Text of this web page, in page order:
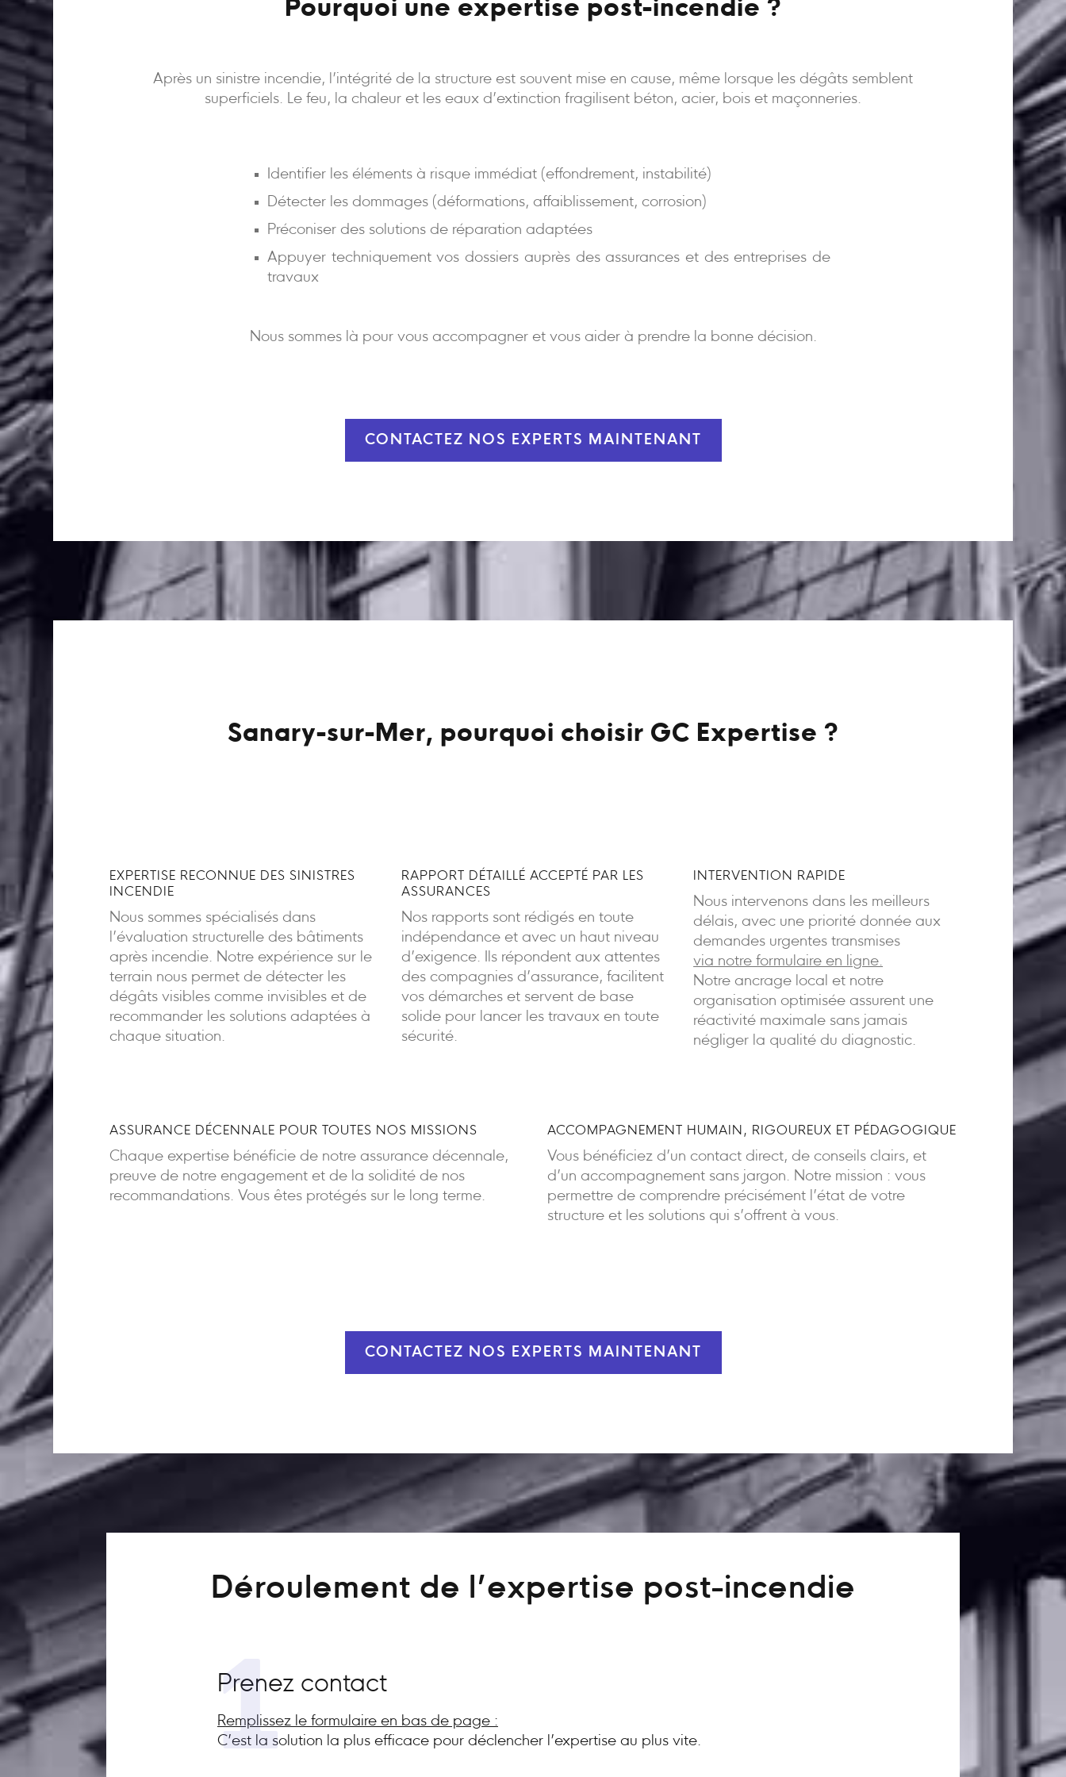
Pourquoi une expertise post-incendie ?
Après un sinistre incendie, l’intégrité de la structure est souvent mise en cause, même lorsque les dégâts semblent
superficiels. Le feu, la chaleur et les eaux d’extinction fragilisent béton, acier, bois et maçonneries.
Identifier les éléments à risque immédiat (effondrement, instabilité)
Détecter les dommages (déformations, affaiblissement, corrosion)
Préconiser des solutions de réparation adaptées
Appuyer techniquement vos dossiers auprès des assurances et des entreprises de
travaux
Nous sommes là pour vous accompagner et vous aider à prendre la bonne décision.
CONTACTEZ NOS EXPERTS MAINTENANT
Sanary-sur-Mer, pourquoi choisir GC Expertise ?
EXPERTISE RECONNUE DES SINISTRES
INCENDIE
Nous sommes spécialisés dans
l’évaluation structurelle des bâtiments
après incendie. Notre expérience sur le
terrain nous permet de détecter les
dégâts visibles comme invisibles et de
recommander les solutions adaptées à
chaque situation.
RAPPORT DÉTAILLÉ ACCEPTÉ PAR LES
ASSURANCES
Nos rapports sont rédigés en toute
indépendance et avec un haut niveau
d’exigence. Ils répondent aux attentes
des compagnies d’assurance, facilitent
vos démarches et servent de base
solide pour lancer les travaux en toute
sécurité.
INTERVENTION RAPIDE
Nous intervenons dans les meilleurs
délais, avec une priorité donnée aux
demandes urgentes transmises
via notre formulaire en ligne.
Notre ancrage local et notre
organisation optimisée assurent une
réactivité maximale sans jamais
négliger la qualité du diagnostic.
ASSURANCE DÉCENNALE POUR TOUTES NOS MISSIONS
Chaque expertise bénéficie de notre assurance décennale,
preuve de notre engagement et de la solidité de nos
recommandations. Vous êtes protégés sur le long terme.
ACCOMPAGNEMENT HUMAIN, RIGOUREUX ET PÉDAGOGIQUE
Vous bénéficiez d’un contact direct, de conseils clairs, et
d’un accompagnement sans jargon. Notre mission : vous
permettre de comprendre précisément l’état de votre
structure et les solutions qui s’offrent à vous.
CONTACTEZ NOS EXPERTS MAINTENANT
Déroulement de l’expertise post-incendie
1
Prenez contact
Remplissez le formulaire en bas de page :
C’est la solution la plus efficace pour déclencher l’expertise au plus vite.